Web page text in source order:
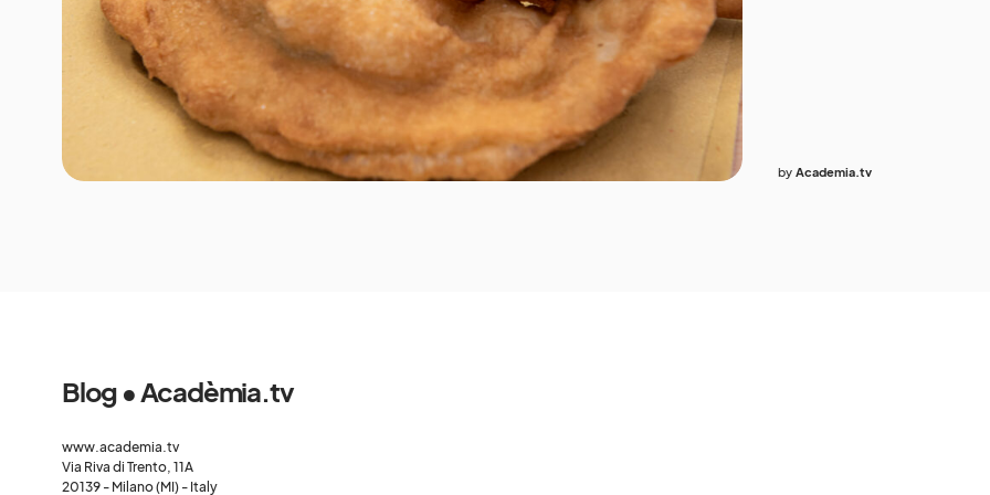
by Academia.tv
Blog • Acadèmia.tv
www.academia.tv
Via Riva di Trento, 11A
20139 - Milano (MI) - Italy